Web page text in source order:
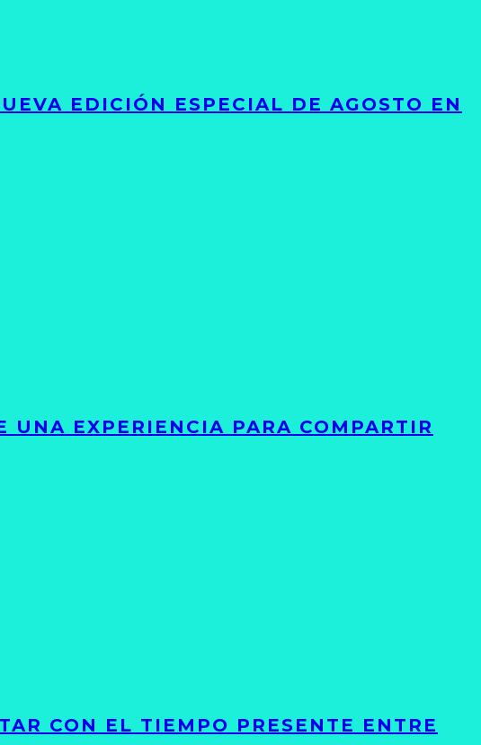
EDICIÓN ESPECIAL DE AGOSTO EN
EXPERIENCIA PARA COMPARTIR
CON EL TIEMPO PRESENTE ENTRE